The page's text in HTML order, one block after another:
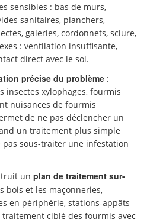
sensibles : bas de murs,
sanitaires, planchers,
galeries, cordonnets, sciure,
: ventilation insuffisante,
direct avec le sol.
précise du problème :
insectes xylophages, fourmis
nuisances de fourmis
de ne pas déclencher un
un traitement plus simple
pas sous-traiter une infestation
un plan de traitement sur-
bois et les maçonneries,
en périphérie, stations-appâts
ciblé des fourmis avec